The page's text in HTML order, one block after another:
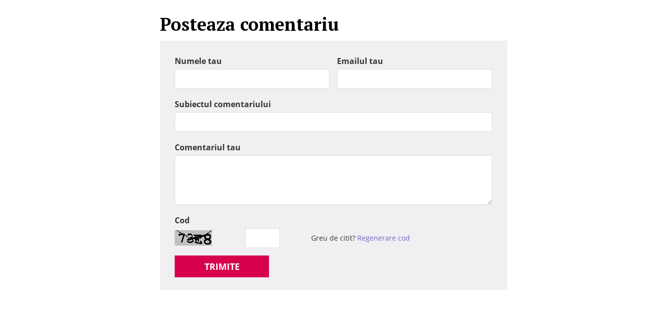
Posteaza comentariu
Numele tau Emailul tau
Subiectul comentariului
Comentariul tau
Cod
Greu de citit? Regenerare cod
TRIMITE